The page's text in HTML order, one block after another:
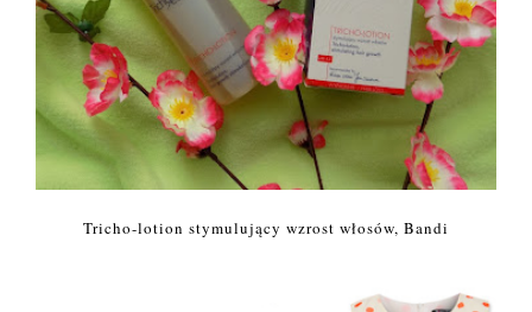
Tricho-lotion stymulujący wzrost włosów, Bandi